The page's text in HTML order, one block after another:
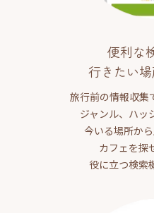
便利な
行きたい
旅行前の情報収集
ジャンル、ハッ
今いる場所か
カフェを探
役に立つ検索